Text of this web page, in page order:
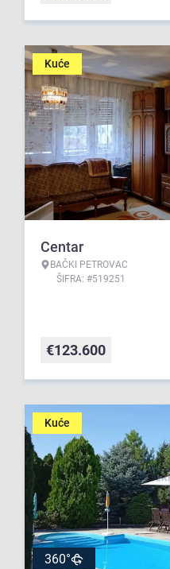
Kuće
Centar
BAČKI PETROVAC
ŠIFRA: #519251
€123.600
Kuće
360°